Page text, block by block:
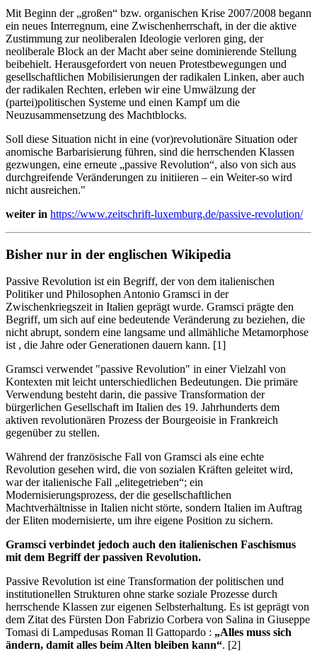
Mit Beginn der „großen“ bzw. organischen Krise 2007/2008 begann
ein neues Interregnum, eine Zwischenherrschaft, in der die aktive
Zustimmung zur neoliberalen Ideologie verloren ging, der
neoliberale Block an der Macht aber seine dominierende Stellung
beibehielt. Herausgefordert von neuen Protestbewegungen und
gesellschaftlichen Mobilisierungen der radikalen Linken, aber auch
der radikalen Rechten, erleben wir eine Umwälzung der
(partei)politischen Systeme und einen Kampf um die
Neuzusammensetzung des Machtblocks.
Soll diese Situation nicht in eine (vor)revolutionäre Situation oder
anomische Barbarisierung führen, sind die herrschenden Klassen
gezwungen, eine erneute „passive Revolution“, also von sich aus
durchgreifende Veränderungen zu initiieren – ein Weiter-so wird
nicht ausreichen."
weiter in https://www.zeitschrift-luxemburg.de/passive-revolution/
Bisher nur in der englischen Wikipedia
Passive Revolution ist ein Begriff, der von dem italienischen
Politiker und Philosophen Antonio Gramsci in der
Zwischenkriegszeit in Italien geprägt wurde. Gramsci prägte den
Begriff, um sich auf eine bedeutende Veränderung zu beziehen, die
nicht abrupt, sondern eine langsame und allmähliche Metamorphose
ist , die Jahre oder Generationen dauern kann. [1]
Gramsci verwendet "passive Revolution" in einer Vielzahl von
Kontexten mit leicht unterschiedlichen Bedeutungen. Die primäre
Verwendung besteht darin, die passive Transformation der
bürgerlichen Gesellschaft im Italien des 19. Jahrhunderts dem
aktiven revolutionären Prozess der Bourgeoisie in Frankreich
gegenüber zu stellen.
Während der französische Fall von Gramsci als eine echte
Revolution gesehen wird, die von sozialen Kräften geleitet wird,
war der italienische Fall „elitegetrieben“; ein
Modernisierungsprozess, der die gesellschaftlichen
Machtverhältnisse in Italien nicht störte, sondern Italien im Auftrag
der Eliten modernisierte, um ihre eigene Position zu sichern.
Gramsci verbindet jedoch auch den italienischen Faschismus
mit dem Begriff der passiven Revolution.
Passive Revolution ist eine Transformation der politischen und
institutionellen Strukturen ohne starke soziale Prozesse durch
herrschende Klassen zur eigenen Selbsterhaltung. Es ist geprägt von
dem Zitat des Fürsten Don Fabrizio Corbera von Salina in Giuseppe
Tomasi di Lampedusas Roman Il Gattopardo : „Alles muss sich
ändern, damit alles beim Alten bleiben kann“. [2]